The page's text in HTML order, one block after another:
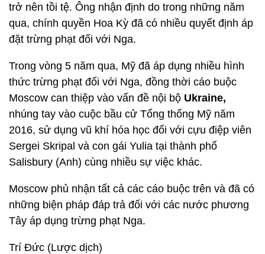
trở nên tồi tệ. Ông nhận định do trong những năm
qua, chính quyền Hoa Kỳ đã có nhiều quyết định áp
đặt trừng phạt đối với Nga.
Trong vòng 5 năm qua, Mỹ đã áp dụng nhiều hình
thức trừng phạt đối với Nga, đồng thời cáo buộc
Moscow can thiệp vào vấn đề nội bộ Ukraine,
nhúng tay vào cuộc bầu cử Tổng thống Mỹ năm
2016, sử dụng vũ khí hóa học đối với cựu điệp viên
Sergei Skripal và con gái Yulia tại thành phố
Salisbury (Anh) cùng nhiều sự việc khác.
Moscow phủ nhận tất cả các cáo buộc trên và đã có
những biện pháp đáp trả đối với các nước phương
Tây áp dụng trừng phạt Nga.
Trí Đức (Lược dịch)